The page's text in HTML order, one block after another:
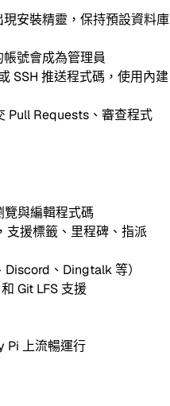
安裝精靈，保持預設資料庫
號會成為管理員
SSH 推送程式碼，使用內建
Pull Requests、審查程式
與編輯程式碼
支援標籤、里程碑、指派
、Dingtalk 等）
Git LFS 支援
Pi 上流暢運行